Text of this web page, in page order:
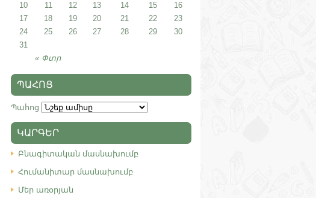
« Փտր
10
11 12 13 14 15
16
17
18 19 20 21 22
23
24
25 26 27 28 29
30
31
ՊԱՀՈՑ
Պահոց
ԿԱՐԳԵՐ
Բնագիտական մասնախումբ
Հումանիտար մասնախումբ
Մեր առօրյան